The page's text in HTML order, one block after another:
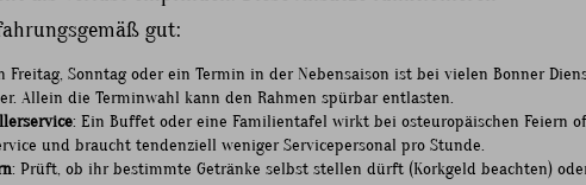
gut:
Freitag, Sonntag oder ein Termin in der Nebensaison ist bei vielen Bonner
Allein die Terminwahl kann den Rahmen spürbar entlasten.
: Ein Buffet oder eine Familientafel wirkt bei osteuropäischen Feiern
und braucht tendenziell weniger Servicepersonal pro Stunde.
: Prüft, ob ihr bestimmte Getränke selbst stellen dürft (Korkgeld beachten)